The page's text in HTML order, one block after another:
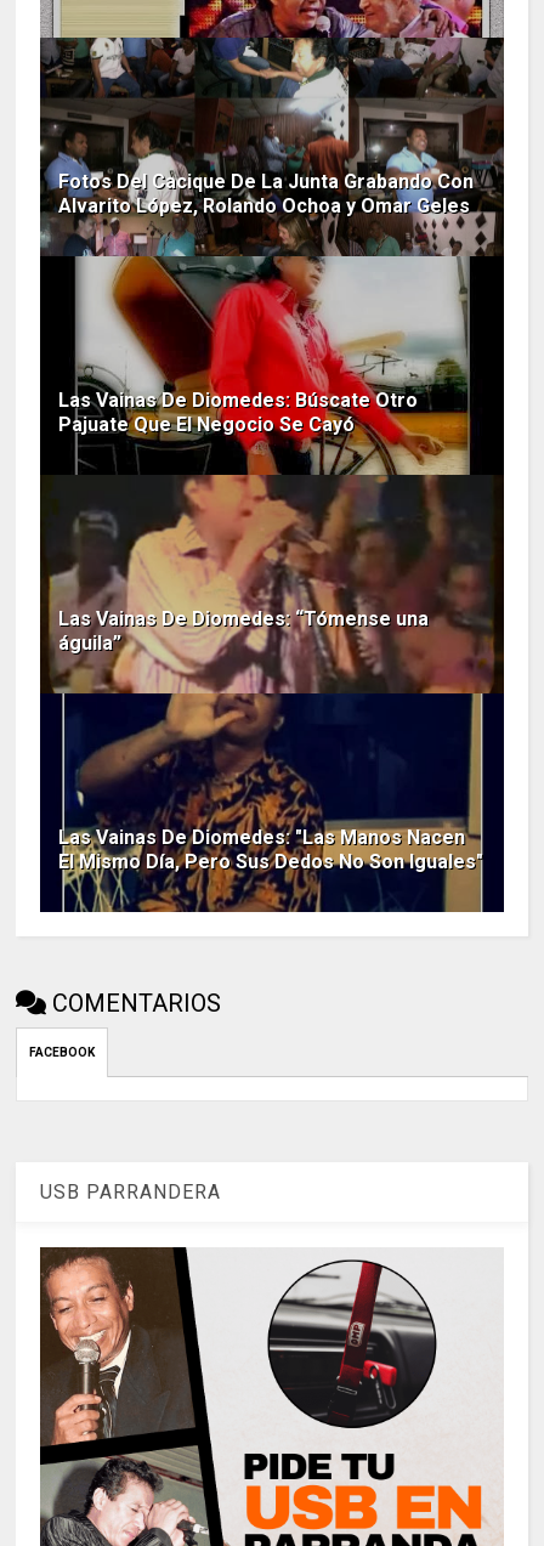
Fotos Del Cacique De La Junta Grabando Con
Alvarito López, Rolando Ochoa y Omar Geles
Las Vainas De Diomedes: Búscate Otro
Pajuate Que El Negocio Se Cayó
Las Vainas De Diomedes: “Tómense una
águila”
Las Vainas De Diomedes: "Las Manos Nacen
El Mismo Día, Pero Sus Dedos No Son Iguales"
COMENTARIOS
FACEBOOK
USB PARRANDERA